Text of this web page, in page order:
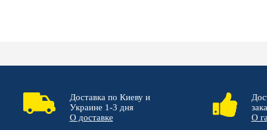
Доставка по Киеву и
Украине 1-3 дня
О доставке
О